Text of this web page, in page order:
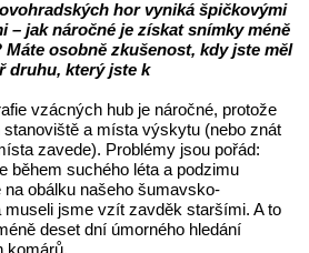
hor vyniká špičkovými
– jak náročné je získat snímky méně
osobně zkušenost, kdy jste měl
druhu, který jste k
vzácných hub je náročné, protože
a místa výskytu (nebo znát
zavede). Problémy jsou pořád:
během suchého léta a podzimu
na obálku našeho šumavsko-
museli jsme vzít zavděk staršími. A to
deset dní úmorného hledání